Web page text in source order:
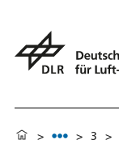
> > 3 >